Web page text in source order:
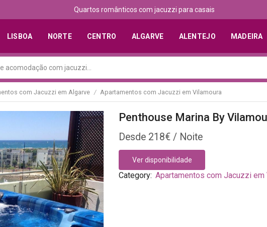
Quartos românticos com jacuzzi para casais
LISBOA NORTE CENTRO ALGARVE ALENTEJO MADEIRA
com Jacuzzi em Algarve / Apartamentos com Jacuzzi em Vilamoura
Penthouse Marina By
218€
Ver disponibilidade
Category: Apartamentos com Jacuzzi em